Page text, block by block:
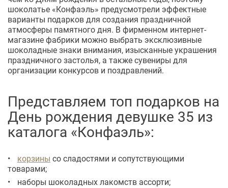
шоколатье «Конфаэль» предусмотрели эффектные
варианты подарков для создания праздничной
атмосферы памятного дня. В фирменном интернет-
магазине фабрики можно выбрать эксклюзивные
шоколадные знаки внимания, изысканные украшения
праздничного застолья, а также сувениры для
организации конкурсов и поздравлений.
Представляем топ подарков на
День рождения девушке 35 из
каталога «Конфаэль»:
корзины со сладостями и сопутствующими
товарами;
наборы шоколадных лакомств ассорти;